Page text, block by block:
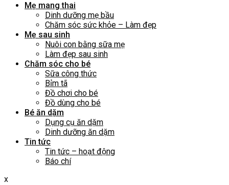
Mẹ mang thai
Dinh dưỡng mẹ bầu
Chăm sóc sức khỏe – Làm đẹp
Mẹ sau sinh
Nuôi con bằng sữa mẹ
Làm đẹp sau sinh
Chăm sóc cho bé
Sữa công thức
Bỉm tã
Đồ chơi cho bé
Đồ dùng cho bé
Bé ăn dặm
Dụng cụ ăn dặm
Dinh dưỡng ăn dặm
Tin tức
Tin tức – hoạt động
Báo chí
x